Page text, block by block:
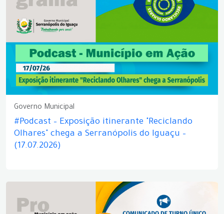
Governo Municipal
#Podcast – Exposição itinerante "Reciclando
Olhares" chega a Serranópolis do Iguaçu –
(17.07.2026)